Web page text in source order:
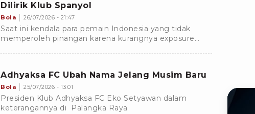
Dilirik Klub Spanyol
Bola 26/07/2026 - 21:47
Saat ini kendala para pemain Indonesia yang tidak
memperoleh pinangan karena kurangnya exposure
Adhyaksa FC Ubah Nama Jelang Musim Baru
Bola 25/07/2026 - 13:01
Presiden Klub Adhyaksa FC Eko Setyawan dalam
keterangannya di Palangka Raya